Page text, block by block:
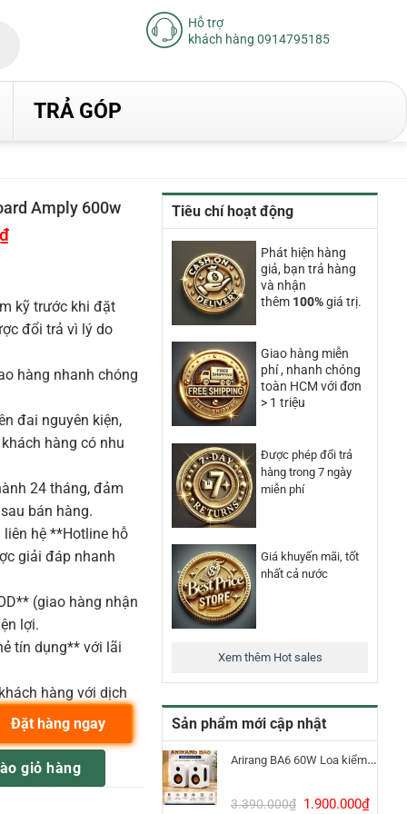
Hỗ trợ
khách hàng 0914795185
TRẢ GÓP
Tiêu chí hoạt động
Phát hiện hàng
giả, bạn trả hàng
và nhận
thêm 100%giá trị.
Giao hàng miễn
phí , nhanh chóng
toàn HCM với đơn
> 1 triệu
Được phép đổi trả
hàng trong 7 ngày
miễn phí
Giá khuyến mãi, tốt
nhất cả nước
Xem thêm Hot sales
Sản phẩm mới cập nhật
Arirang BA6 60W Loa kiểm âm Bluetooth 5.3
3.390.000₫ Giá
1.900.000₫Giá
Amply 600w
₫Giá
kỹ trước khi đặt
đổi trả vì lý do
hàng nhanh chóng
đai nguyên kiện,
hàng có nhu
24 tháng, đảm
bán hàng.
hệ **Hotline hỗ
giải đáp nhanh
(giao hàng nhận
lợi.
tín dụng** với lãi
hàng với dịch
600w số lượng
giỏ hàng
Đặt hàng ngay